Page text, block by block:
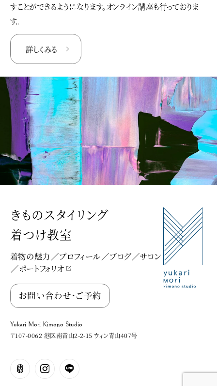
すことができるようになります。オンライン講座も行っておりま
す。
詳しくみる
Yukari Mori Kimono Studio
きものスタイリング
着つけ教室
着物の魅力 プロフィール ブログ
サロン
ポートフォリオ
お問い合わせ・ご予約
Yukari Mori Kimono Studio
〒107-0062 港区南青山2-2-15 ウィン青山407号